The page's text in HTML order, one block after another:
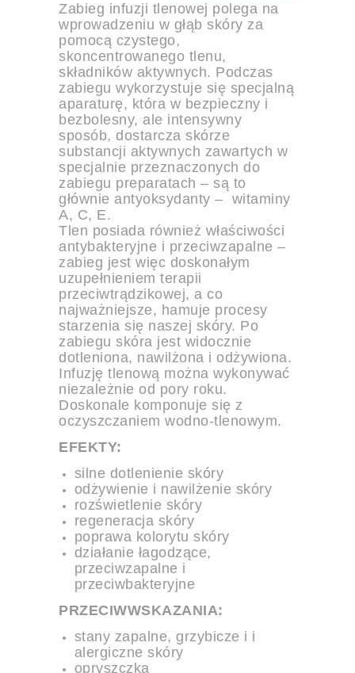
Zabieg infuzji tlenowej polega na
wprowadzeniu w głąb skóry za
pomocą czystego,
skoncentrowanego tlenu,
składników aktywnych. Podczas
zabiegu wykorzystuje się specjalną
aparaturę, która w bezpieczny i
bezbolesny, ale intensywny
sposób, dostarcza skórze
substancji aktywnych zawartych w
specjalnie przeznaczonych do
zabiegu preparatach – są to
głównie antyoksydanty – witaminy
A, C, E.
Tlen posiada również właściwości
antybakteryjne i przeciwzapalne –
zabieg jest więc doskonałym
uzupełnieniem terapii
przeciwtrądzikowej, a co
najważniejsze, hamuje procesy
starzenia się naszej skóry. Po
zabiegu skóra jest widocznie
dotleniona, nawilżona i odżywiona.
Infuzję tlenową można wykonywać
niezależnie od pory roku.
Doskonale komponuje się z
oczyszczaniem wodno-tlenowym.
EFEKTY:
silne dotlenienie skóry
odżywienie i nawilżenie skóry
rozświetlenie skóry
regeneracja skóry
poprawa kolorytu skóry
działanie łagodzące,
przeciwzapalne i
przeciwbakteryjne
PRZECIWWSKAZANIA:
stany zapalne, grzybicze i i
alergiczne skóry
opryszczka